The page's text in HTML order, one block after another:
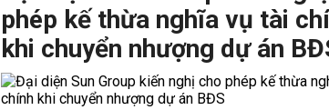
phép kế thừa nghĩa vụ tài
khi chuyển nhượng dự án